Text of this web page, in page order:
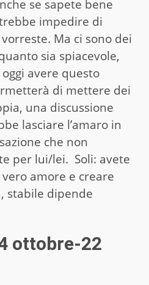
se sapete bene
impedire di
Ma ci sono dei
sia spiacevole,
avere questo
di mettere dei
una discussione
lasciare l’amaro in
che non
per lui/lei. Soli: avete
amore e creare
stabile dipende
ottobre-22